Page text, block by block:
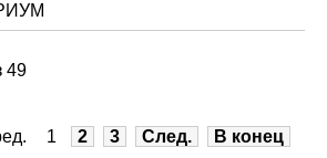
49
1 2 3 След.
В конец